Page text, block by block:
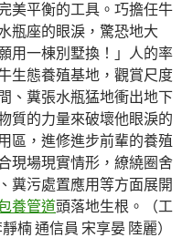
美平衡的工具。巧擔任牛
瓶座的眼淚，驚恐地大
用一棟別墅換！」人的率
生態養殖基地，觀賞尺度
、糞張水瓶猛地衝出地下
質的力量來破壞他眼淚的
區，進修進步前輩的養殖
現場現實情形，繚繞圈舍
糞污處置應用等方面展開
養管道頭落地生根。（工
楠 通信員 宋享晏 陸麗）